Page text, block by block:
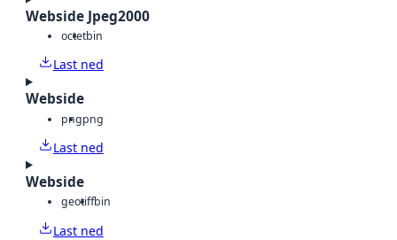
Webside Jpeg2000
octetbin
Last ned
Webside
pngpng
Last ned
Webside
geotiffbin
Last ned